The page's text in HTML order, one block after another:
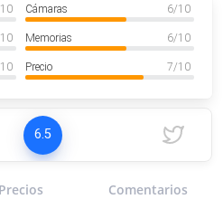
celula...
VER MÁSCámaras 6/ 10
Memorias 6/ 10
Precio 7/ 10
6.5
Precios Comentarios
Comparativas